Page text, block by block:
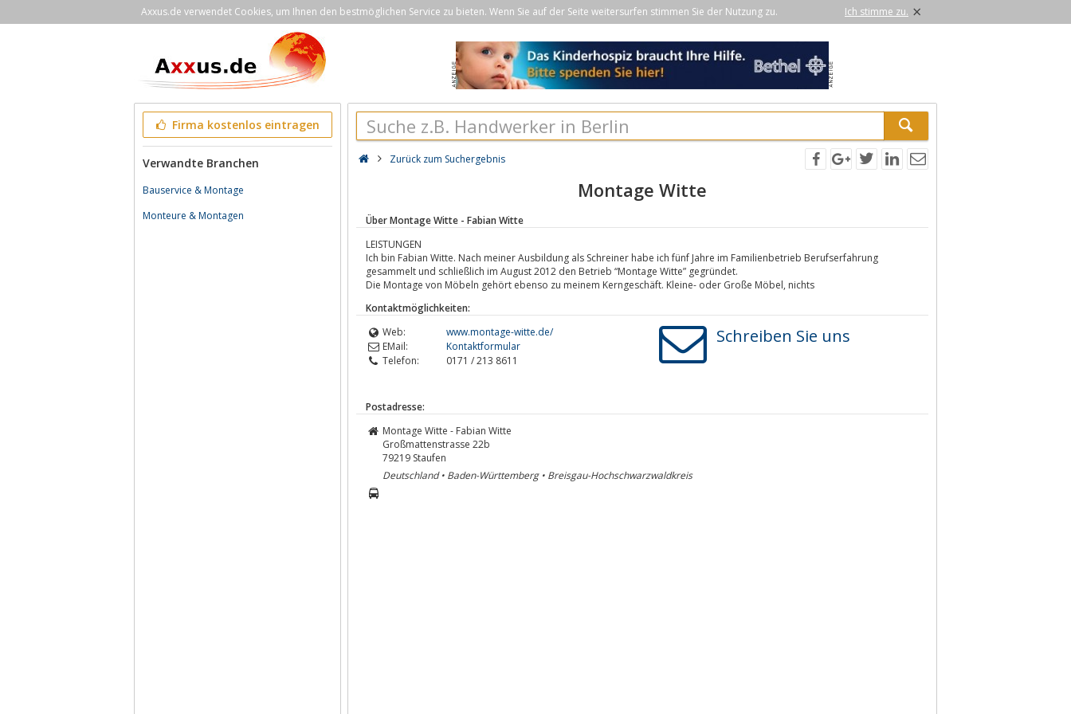
Axxus.de verwendet Cookies, um Ihnen den bestmöglichen Service zu bieten. Wenn Sie auf der Seite weitersurfen stimmen Sie der Nutzung zu. Ich stimme zu. ×
Firma kostenlos eintragen
Verwandte Branchen
Bauservice & Montage
Monteure & Montagen
Zurück zum Suchergebnis
Montage Witte
Über Montage Witte - Fabian Witte
LEISTUNGEN
Ich bin Fabian Witte. Nach meiner Ausbildung als Schreiner habe ich fünf Jahre im Familienbetrieb Berufserfahrung
gesammelt und schließlich im August 2012 den Betrieb “Montage Witte” gegründet.
Die Montage von Möbeln gehört ebenso zu meinem Kerngeschäft. Kleine- oder Große Möbel, nichts
Kontaktmöglichkeiten:
Web:
www.montage-witte.de/
EMail:
Kontaktformular
Telefon:
0171 / 213 8611
Schreiben Sie uns
Postadresse:
Montage Witte - Fabian Witte
Großmattenstrasse 22b
79219 Staufen
Deutschland • Baden-Württemberg • Breisgau-Hochschwarzwaldkreis